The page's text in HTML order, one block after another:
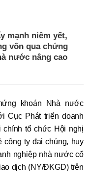
mạnh niêm yết,
vốn qua chứng
nước nâng cao
khoán Nhà nước
Cục Phát triển doanh
tổ chức Hội nghị
công ty đại chúng, huy
nghiệp nhà nước cổ
dịch (NY/ĐKGD) trên